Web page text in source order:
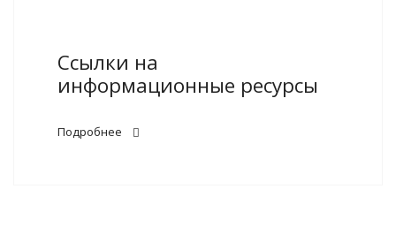
Ссылки на
информационные ресурсы
Подробнее